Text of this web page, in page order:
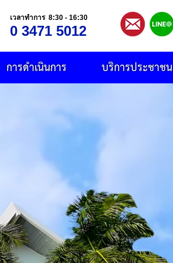
เวลาทำการ 8:30 - 16:30
0 3471 5012
บริการประชาชน
การดำเนินการ